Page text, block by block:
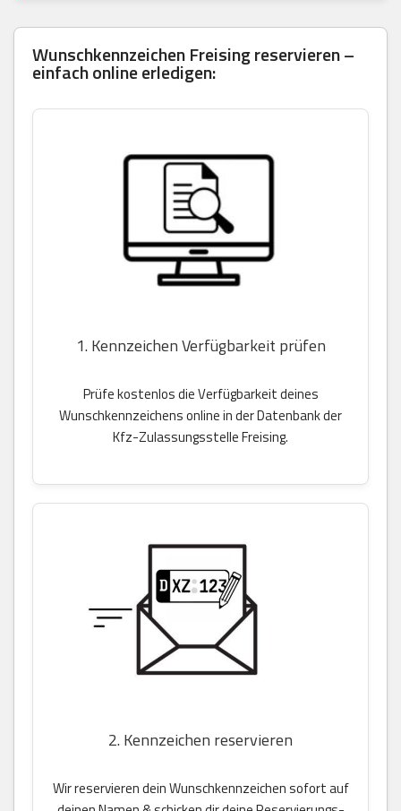
Wunschkennzeichen Freising reservieren –
einfach online erledigen:
1. Kennzeichen Verfügbarkeit prüfen
Prüfe kostenlos die Verfügbarkeit deines
Wunschkennzeichens online in der Datenbank der
Kfz-Zulassungsstelle Freising.
2. Kennzeichen reservieren
Wir reservieren dein Wunschkennzeichen sofort auf